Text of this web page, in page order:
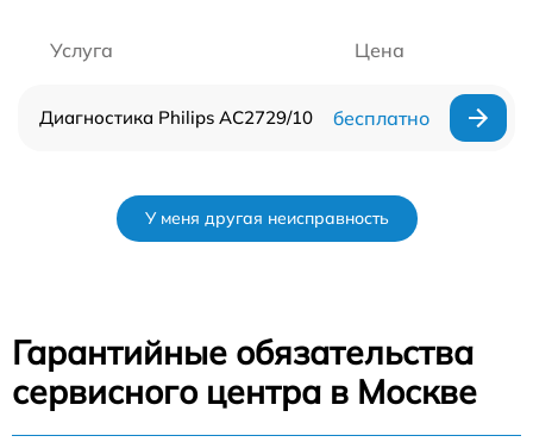
Услуга Цена
Диагностика Philips AC2729/10 бесплатно
У меня другая неисправность
Гарантийные обязательства
сервисного центра в Москве